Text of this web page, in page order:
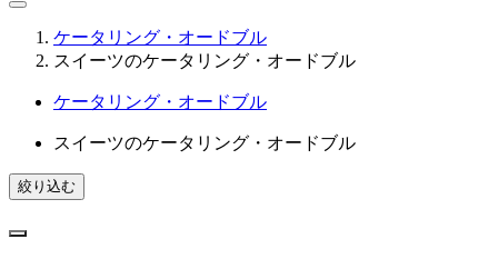
ケータリング・オードブル
スイーツのケータリング・オードブル
ケータリング・オードブル
スイーツのケータリング・オードブル
絞り込む